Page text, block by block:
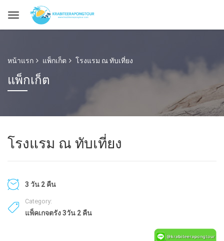
หน้าแรก แพ็กเก็ต โรงแรม ณ ทับเที่ยง
แพ็กเก็ต
โรงแรม ณ ทับเที่ยง
3 วัน 2 คืน
Category:
แพ็คเกจตรัง 3วัน 2 คืน